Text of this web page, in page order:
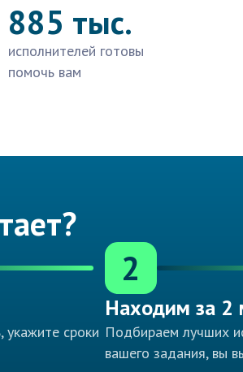
885 тыс.
исполнителей готовы
помочь вам
сроки
2
Находим за 2
Подбираем лучших
вашего задания, вы